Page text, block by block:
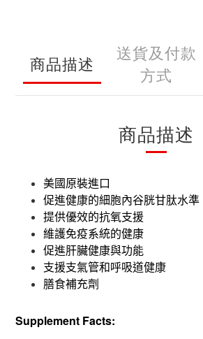
商品描述
送貨及付款
方式
商品描述
美國原裝進口
促進健康的細胞內谷胱甘肽水準
提供優效的抗氧支援
維護免疫系統的健康
促進肝臟健康與功能
支援支氣管和呼吸道健康
膳食補充劑
Supplement Facts: